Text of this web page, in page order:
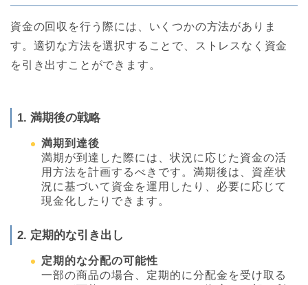
資金の回収を行う際には、いくつかの方法がありま
す。適切な方法を選択することで、ストレスなく資金
を引き出すことができます。
1. 満期後の戦略
満期到達後
満期が到達した際には、状況に応じた資金の活
用方法を計画するべきです。満期後は、資産状
況に基づいて資金を運用したり、必要に応じて
現金化したりできます。
2. 定期的な引き出し
定期的な分配の可能性
一部の商品の場合、定期的に分配金を受け取る